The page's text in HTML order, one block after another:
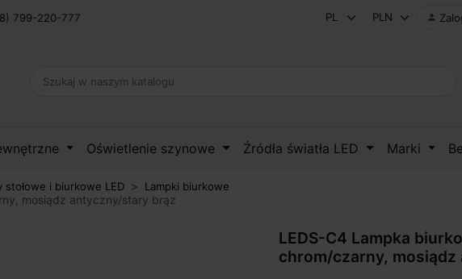
799-220-777 
Oświetlenie szynowe Źródła światła LED Marki
stołowe i biurkowe LED Lampki biurkowe
mosiądz antyczny/stary brąz
LEDS-C4 Lampka
chrom/czarny,